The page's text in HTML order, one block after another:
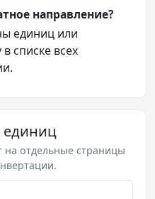
направление?
единиц или
списке всех
единиц
на отдельные страницы